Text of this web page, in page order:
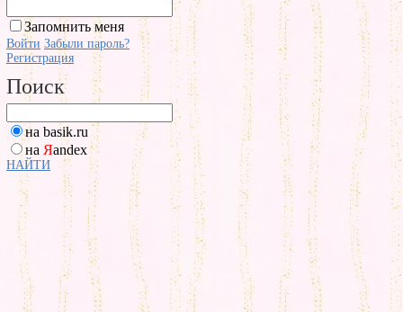
Запомнить меня
Войти Забыли пароль?
Регистрация
Поиск
на basik.ru
на Яandex
НАЙТИ